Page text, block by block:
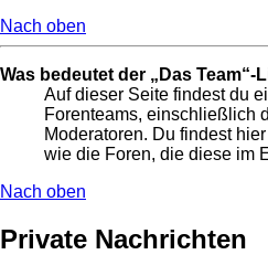
Nach oben
Was bedeutet der „Das Team“-
Auf dieser Seite findest du
Forenteams, einschließlich
Moderatoren. Du findest
wie die Foren, die diese im
Nach oben
Private Nachrichten